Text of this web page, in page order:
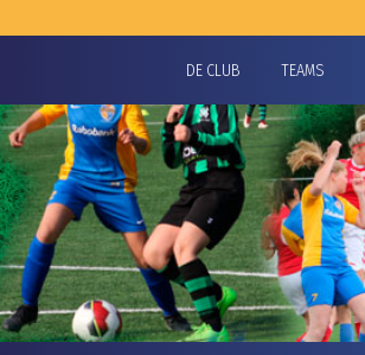
DE CLUB TEAMS